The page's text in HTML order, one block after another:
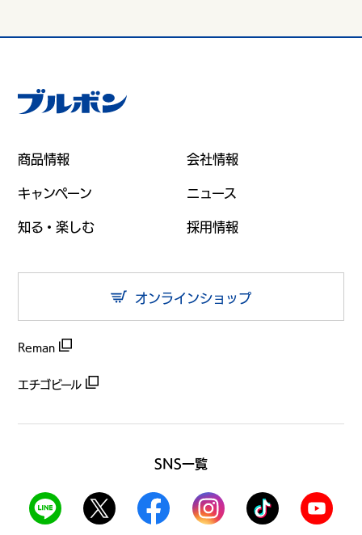
商品情報 会社情報
キャンペーン ニュース
知る・楽しむ 採用情報
オンラインショップ
Reman
エチゴビール
SNS一覧